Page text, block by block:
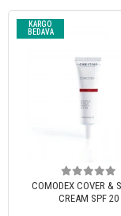
KARGO
BEDAVA
COMODEX COVER &
CREAM SPF 20